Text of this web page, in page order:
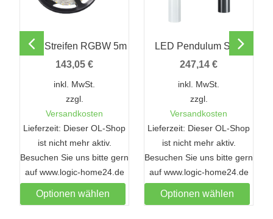
LED Streifen RGBW 5m
143,05 €
inkl. MwSt.
zzgl.
Versandkosten
Lieferzeit: Dieser OL-Shop
ist nicht mehr aktiv.
Besuchen Sie uns bitte gern
auf www.logic-home24.de
Optionen wählen
LED Pendulum Slim
247,14 €
inkl. MwSt.
zzgl.
Versandkosten
Lieferzeit: Dieser OL-Shop
ist nicht mehr aktiv.
Besuchen Sie uns bitte gern
auf www.logic-home24.de
Optionen wählen